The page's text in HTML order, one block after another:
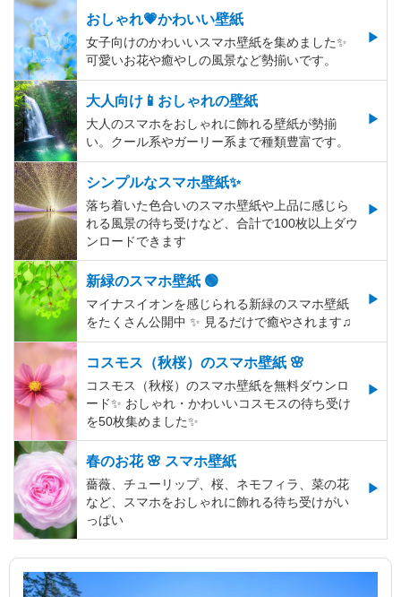
おしゃれ💗かわいい壁紙
女子向けのかわいいスマホ壁紙を集めました✨
可愛いお花や癒やしの風景など勢揃いです。
大人向け📱おしゃれの壁紙
大人のスマホをおしゃれに飾れる壁紙が勢揃
い。クール系やガーリー系まで種類豊富です。
シンプルなスマホ壁紙✨
落ち着いた色合いのスマホ壁紙や上品に感じら
れる風景の待ち受けなど、合計で100枚以上ダウ
ンロードできます
新緑のスマホ壁紙 🟢
マイナスイオンを感じられる新緑のスマホ壁紙
をたくさん公開中 ✨ 見るだけで癒やされます♫
コスモス（秋桜）のスマホ壁紙 🌸
コスモス（秋桜）のスマホ壁紙を無料ダウンロ
ード✨️ おしゃれ・かわいいコスモスの待ち受け
を50枚集めました✨️
春のお花 🌸 スマホ壁紙
薔薇、チューリップ、桜、ネモフィラ、菜の花
など、スマホをおしゃれに飾れる待ち受けがい
っぱい